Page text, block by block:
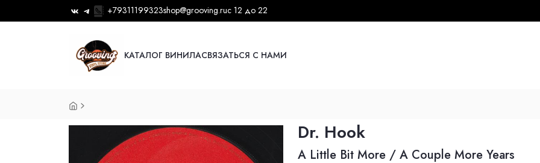
+79311199323shop@grooving.ruс 12 до 22
КАТАЛОГ ВИНИЛАСВЯЗАТЬСЯ С НАМИ
Dr. Hook
A Little Bit More / A Couple More Years